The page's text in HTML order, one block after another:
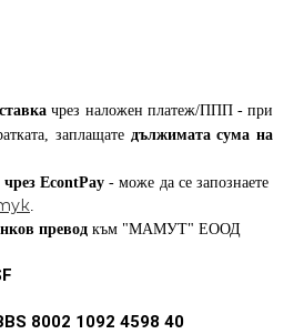
чрез наложен платеж/ППП - при
заплащате дължимата сума на
чрез EcontPay- може да се запознаете
.
превод към "МАМУТ" ЕООД
8002 1092 4598 40